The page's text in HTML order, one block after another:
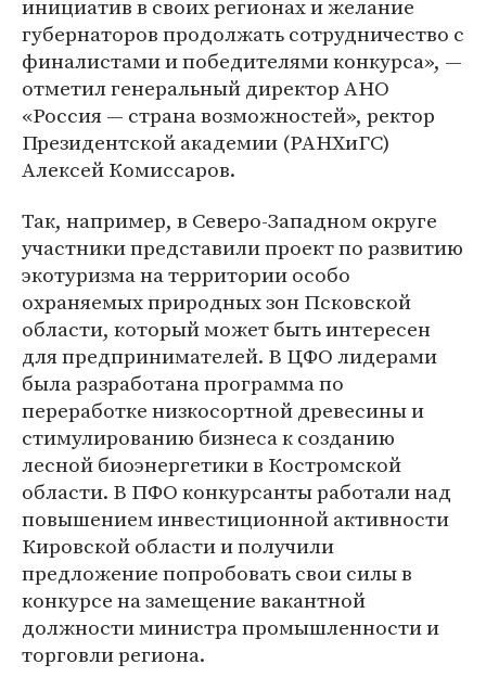
инициатив в своих регионах и желание
губернаторов продолжать сотрудничество с
финалистами и победителями конкурса», —
отметил генеральный директор АНО
«Россия — страна возможностей», ректор
Президентской академии (РАНХиГС)
Алексей Комиссаров.
Так, например, в Северо-Западном округе
участники представили проект по развитию
экотуризма на территории особо
охраняемых природных зон Псковской
области, который может быть интересен
для предпринимателей. В ЦФО лидерами
была разработана программа по
переработке низкосортной древесины и
стимулированию бизнеса к созданию
лесной биоэнергетики в Костромской
области. В ПФО конкурсанты работали над
повышением инвестиционной активности
Кировской области и получили
предложение попробовать свои силы в
конкурсе на замещение вакантной
должности министра промышленности и
торговли региона.